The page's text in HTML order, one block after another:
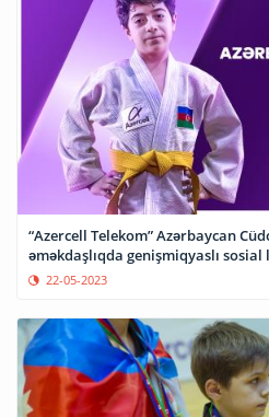
“Azercell Telekom” Azərbaycan
əməkdaşlıqda genişmiqyaslı
22-05-2023